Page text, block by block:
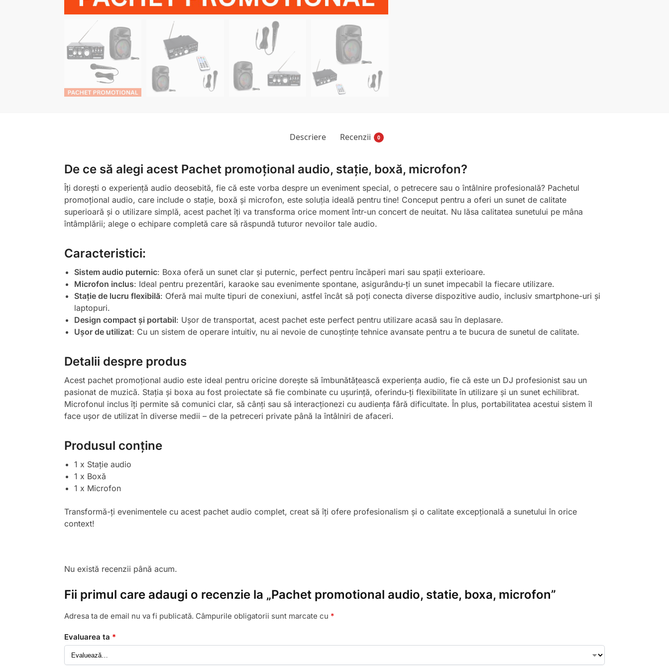
Descriere Recenzii 0
De ce să alegi acest Pachet promoțional audio, stație, boxă, microfon?
Îți dorești o experiență audio deosebită, fie că este vorba despre un eveniment special, o petrecere sau o întâlnire profesională? Pachetul
promoțional audio, care include o stație, boxă și microfon, este soluția ideală pentru tine! Conceput pentru a oferi un sunet de calitate
superioară și o utilizare simplă, acest pachet îți va transforma orice moment într-un concert de neuitat. Nu lăsa calitatea sunetului pe mâna
întâmplării; alege o echipare completă care să răspundă tuturor nevoilor tale audio.
Caracteristici:
Sistem audio puternic: Boxa oferă un sunet clar și puternic, perfect pentru încăperi mari sau spații exterioare.
Microfon inclus: Ideal pentru prezentări, karaoke sau evenimente spontane, asigurându-ți un sunet impecabil la fiecare utilizare.
Stație de lucru flexibilă: Oferă mai multe tipuri de conexiuni, astfel încât să poți conecta diverse dispozitive audio, inclusiv smartphone-uri și
laptopuri.
Design compact și portabil: Ușor de transportat, acest pachet este perfect pentru utilizare acasă sau în deplasare.
Ușor de utilizat: Cu un sistem de operare intuitiv, nu ai nevoie de cunoștințe tehnice avansate pentru a te bucura de sunetul de calitate.
Detalii despre produs
Acest pachet promoțional audio este ideal pentru oricine dorește să îmbunătățească experiența audio, fie că este un DJ profesionist sau un
pasionat de muzică. Stația și boxa au fost proiectate să fie combinate cu ușurință, oferindu-ți flexibilitate în utilizare și un sunet echilibrat.
Microfonul inclus îți permite să comunici clar, să cânți sau să interacționezi cu audiența fără dificultate. În plus, portabilitatea acestui sistem îl
face ușor de utilizat în diverse medii – de la petreceri private până la întâlniri de afaceri.
Produsul conține
1 x Stație audio
1 x Boxă
1 x Microfon
Transformă-ți evenimentele cu acest pachet audio complet, creat să îți ofere profesionalism și o calitate excepțională a sunetului în orice
context!
Nu există recenzii până acum.
Fii primul care adaugi o recenzie la „Pachet promotional audio, statie, boxa, microfon”
Adresa ta de email nu va fi publicată. Câmpurile obligatorii sunt marcate cu *
Evaluarea ta *